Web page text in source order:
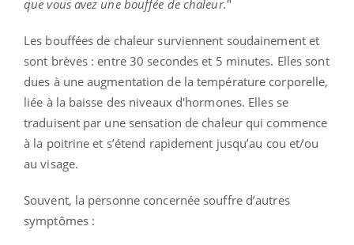
que vous avez une bouffée de chaleur."
Les bouffées de chaleur surviennent soudainement et
sont brèves : entre 30 secondes et 5 minutes. Elles sont
dues à une augmentation de la température corporelle,
liée à la baisse des niveaux d'hormones. Elles se
traduisent par une sensation de chaleur qui commence
à la poitrine et s’étend rapidement jusqu’au cou et/ou
au visage.
Souvent, la personne concernée souffre d’autres
symptômes :